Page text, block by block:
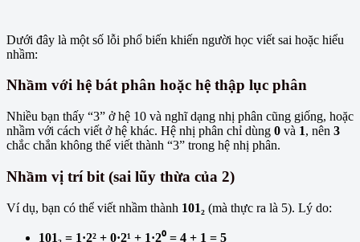
Dưới đây là một số lỗi phổ biến khiến người học viết sai hoặc hiểu
nhầm:
Nhầm với hệ bát phân hoặc hệ thập lục phân
Nhiều bạn thấy “3” ở hệ 10 và nghĩ dạng nhị phân cũng giống, hoặc
nhầm với cách viết ở hệ khác. Hệ nhị phân chỉ dùng 0 và 1, nên 3
chắc chắn không thể viết thành “3” trong hệ nhị phân.
Nhầm vị trí bit (sai lũy thừa của 2)
Ví dụ, bạn có thể viết nhầm thành 101₂ (mà thực ra là 5). Lý do:
101₂ = 1·2² + 0·2¹ + 1·2⁰ = 4 + 1 = 5